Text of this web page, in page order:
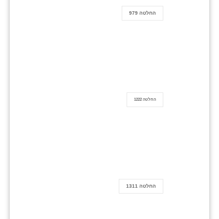
החלטה 979
החלטה 1222
החלטה 1311